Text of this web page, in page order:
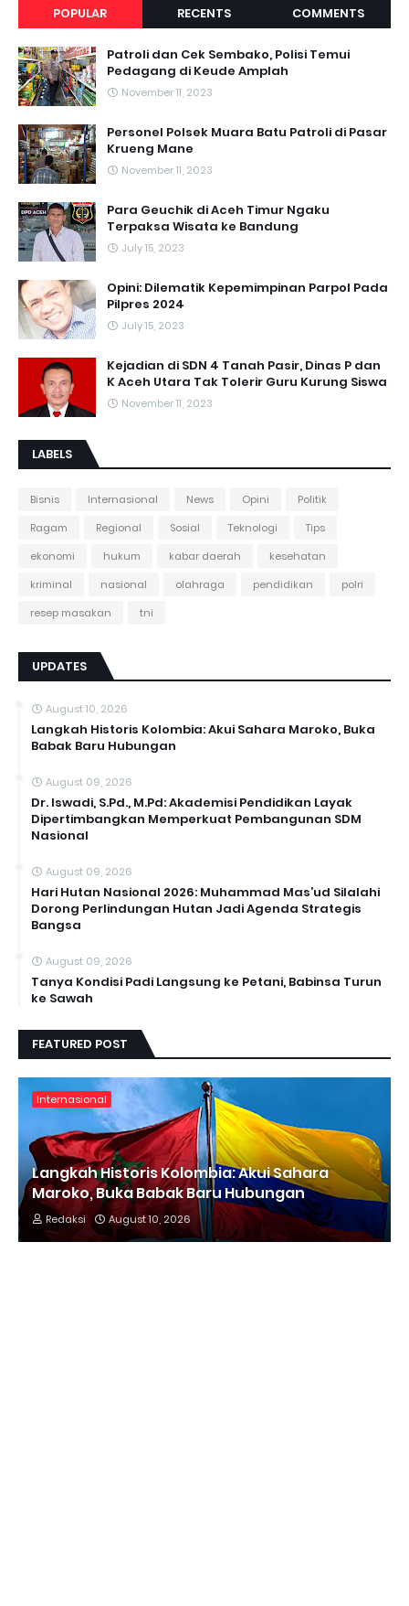
POPULAR RECENTS COMMENTS
Patroli dan Cek Sembako, Polisi Temui
Pedagang di Keude Amplah
November 11, 2023
Personel Polsek Muara Batu Patroli di Pasar
Krueng Mane
November 11, 2023
Para Geuchik di Aceh Timur Ngaku
Terpaksa Wisata ke Bandung
July 15, 2023
Opini: Dilematik Kepemimpinan Parpol Pada
Pilpres 2024
July 15, 2023
Kejadian di SDN 4 Tanah Pasir, Dinas P dan
K Aceh Utara Tak Tolerir Guru Kurung Siswa
November 11, 2023
LABELS
Bisnis Internasional News Opini
Politik
Ragam
Regional Sosial Teknologi
Tips
ekonomi
hukum kabar daerah
kesehatan
kriminal
nasional olahraga pendidikan
polri
resep masakan
tni
UPDATES
August 10, 2026
Langkah Historis Kolombia: Akui Sahara Maroko, Buka
Babak Baru Hubungan
August 09, 2026
Dr. Iswadi, S.Pd., M.Pd: Akademisi Pendidikan Layak
Dipertimbangkan Memperkuat Pembangunan SDM
Nasional
August 09, 2026
Hari Hutan Nasional 2026: Muhammad Mas’ud Silalahi
Dorong Perlindungan Hutan Jadi Agenda Strategis
Bangsa
August 09, 2026
Tanya Kondisi Padi Langsung ke Petani, Babinsa Turun
ke Sawah
FEATURED POST
Internasional
Langkah Historis Kolombia: Akui Sahara
Maroko, Buka Babak Baru Hubungan
Redaksi August 10, 2026